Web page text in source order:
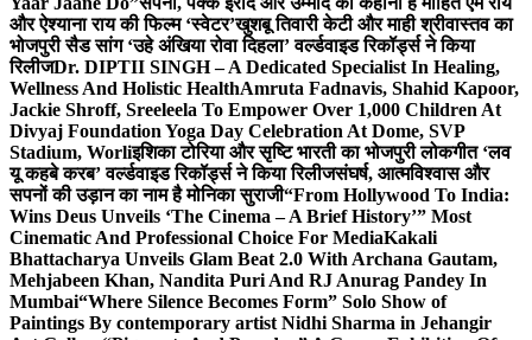
और ऐश्याना राय की फिल्म ‘स्वेटर’खुशबू तिवारी केटी और माही श्रीवास्तव का
भोजपुरी सैड सांग ‘उहे अंखिया रोवा दिहला’ वर्ल्डवाइड रिकॉर्ड्स ने किया
रिलीजDr. DIPTII SINGH – A Dedicated Specialist In Healing,
Wellness And Holistic HealthAmruta Fadnavis, Shahid Kapoor,
Jackie Shroff, Sreeleela To Empower Over 1,000 Children At
Divyaj Foundation Yoga Day Celebration At Dome, SVP
Stadium, Worliइशिका टोरिया और सृष्टि भारती का भोजपुरी लोकगीत ‘लव
यू कहबे करब’ वर्ल्डवाइड रिकॉर्ड्स ने किया रिलीजसंघर्ष, आत्मविश्वास और
सपनों की उड़ान का नाम है मोनिका सुराजी“From Hollywood To India:
Wins Deus Unveils ‘The Cinema – A Brief History’” Most
Cinematic And Professional Choice For MediaKakali
Bhattacharya Unveils Glam Beat 2.0 With Archana Gautam,
Mehjabeen Khan, Nandita Puri And RJ Anurag Pandey In
Mumbai“Where Silence Becomes Form” Solo Show of
Paintings By contemporary artist Nidhi Sharma in Jehangir